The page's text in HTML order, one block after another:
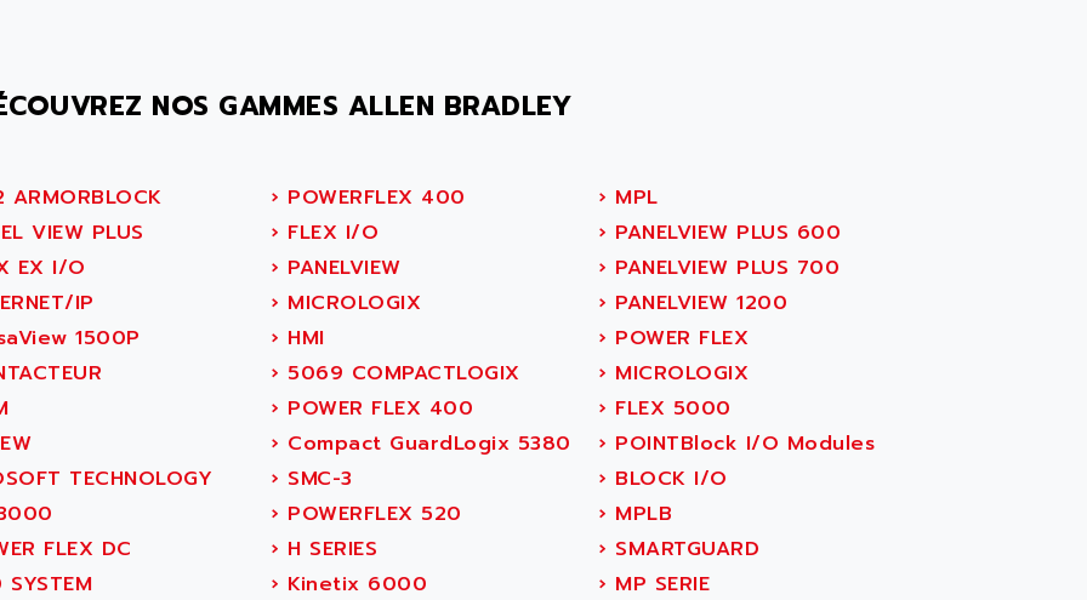
NOS GAMMES ALLEN BRADLEY
ARMORBLOCK › POWERFLEX 400 › MPL
VIEW PLUS › FLEX I/O › PANELVIEW PLUS 600
EX I/O › PANELVIEW › PANELVIEW PLUS 700
IP › MICROLOGIX › PANELVIEW 1200
1500P › HMI › POWER FLEX
› 5069 COMPACTLOGIX › MICROLOGIX
› POWER FLEX 400 › FLEX 5000
› Compact GuardLogix 5380 › POINTBlock I/O Modules
TECHNOLOGY › SMC-3 › BLOCK I/O
› POWERFLEX 520 › MPLB
FLEX DC › H SERIES › SMARTGUARD
› Kinetix 6000 › MP SERIE